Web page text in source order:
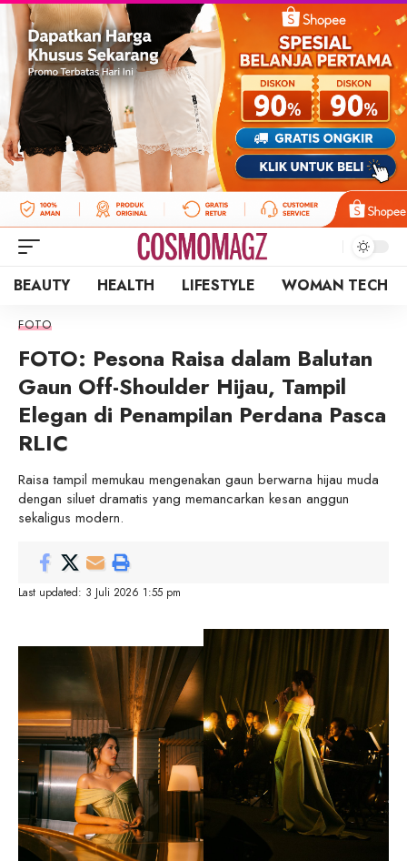
BEAUTY HEALTH LIFESTYLE WOMAN TECH
FOTO
FOTO: Pesona Raisa dalam Balutan
Gaun Off-Shoulder Hijau, Tampil
Elegan di Penampilan Perdana Pasca
RLIC
Raisa tampil memukau mengenakan gaun berwarna hijau muda
dengan siluet dramatis yang memancarkan kesan anggun
sekaligus modern.
Last updated: 3 Juli 2026 1:55 pm